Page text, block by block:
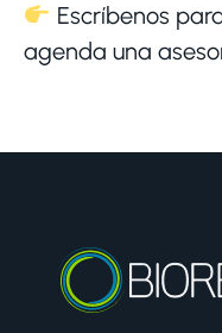
Escríbenos
agenda una